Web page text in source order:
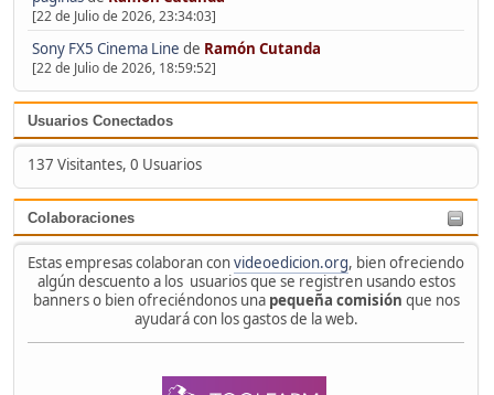
[22 de Julio de 2026, 23:34:03]
Sony FX5 Cinema Line de Ramón Cutanda
[22 de Julio de 2026, 18:59:52]
Usuarios Conectados
137 Visitantes, 0 Usuarios
Colaboraciones
Estas empresas colaboran convideoedicion.org, bien ofreciendo
algún descuento a los usuarios que se registren usando estos
banners o bien ofreciéndonos una pequeña comisión que nos
ayudará con los gastos de la web.